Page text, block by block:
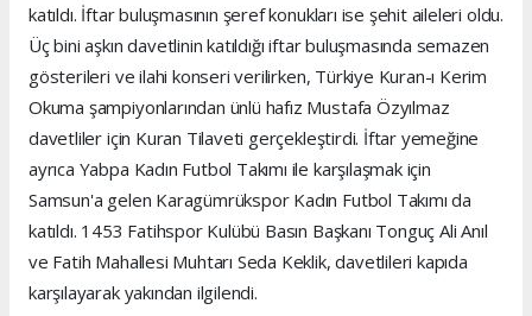
katıldı. İftar buluşmasının şeref konukları ise şehit aileleri oldu.
Üç bini aşkın davetlinin katıldığı iftar buluşmasında semazen
gösterileri ve ilahi konseri verilirken, Türkiye Kuran-ı Kerim
Okuma şampiyonlarından ünlü hafız Mustafa Özyılmaz
davetliler için Kuran Tilaveti gerçekleştirdi. İftar yemeğine
ayrıca Yabpa Kadın Futbol Takımı ile karşılaşmak için
Samsun'a gelen Karagümrükspor Kadın Futbol Takımı da
katıldı. 1453 Fatihspor Kulübü Basın Başkanı Tonguç Ali Anıl
ve Fatih Mahallesi Muhtarı Seda Keklik, davetlileri kapıda
karşılayarak yakından ilgilendi.